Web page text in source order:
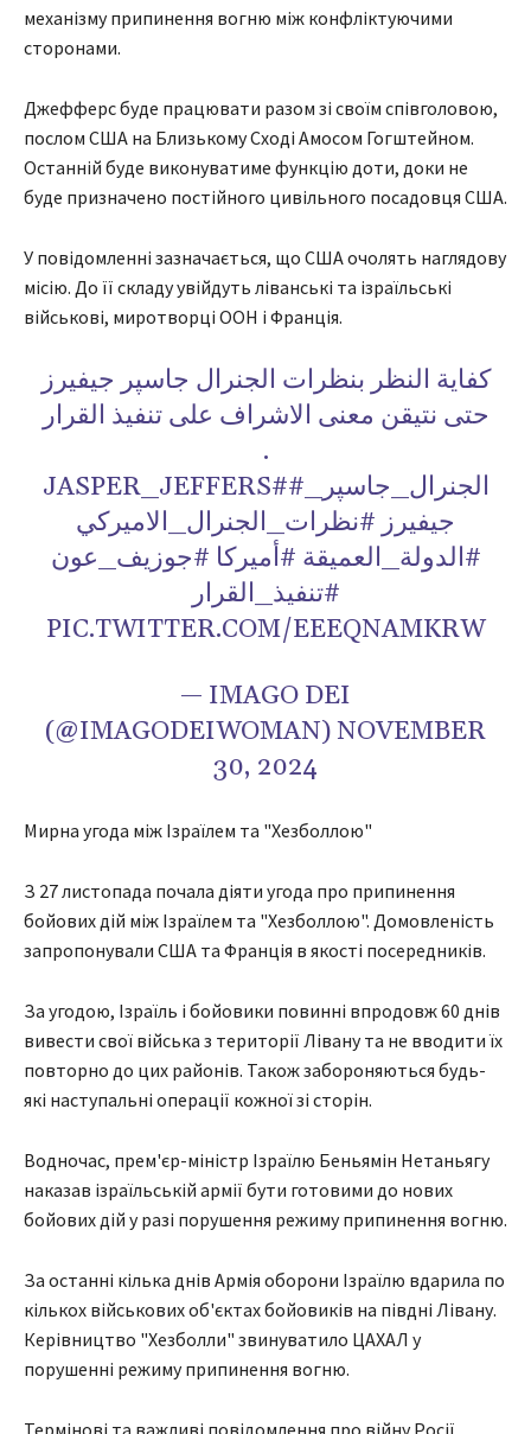
механізму припинення вогню між конфліктуючими
сторонами.
Джефферс буде працювати разом зі своїм співголовою,
послом США на Близькому Сході Амосом Гогштейном.
Останній буде виконуватиме функцію доти, доки не
буде призначено постійного цивільного посадовця США.
У повідомленні зазначається, що США очолять наглядову
місію. До її складу увійдуть ліванські та ізраїльські
військові, миротворці ООН і Франція.
كفاية النظر بنظرات الجنرال جاسپر جيفيرز
حتى نتيقن معنى الاشراف على تنفيذ القرار
.
JASPER_JEFFERS##الجنرال_جاسپر_
جيفيرز #نظرات_الجنرال_الاميركي
#الدولة_العميقة #أميركا #جوزيف_عون
#تنفيذ_القرار
PIC.TWITTER.COM/EEEQNAMKRW
— IMAGO DEI
(@IMAGODEIWOMAN) NOVEMBER
30, 2024
Мирна угода між Ізраїлем та "Хезболлою"
З 27 листопада почала діяти угода про припинення
бойових дій між Ізраїлем та "Хезболлою". Домовленість
запропонували США та Франція в якості посередників.
За угодою, Ізраїль і бойовики повинні впродовж 60 днів
вивести свої війська з території Лівану та не вводити їх
повторно до цих районів. Також забороняються будь-
які наступальні операції кожної зі сторін.
Водночас, прем'єр-міністр Ізраїлю Беньямін Нетаньягу
наказав ізраїльській армії бути готовими до нових
бойових дій у разі порушення режиму припинення вогню.
За останні кілька днів Армія оборони Ізраїлю вдарила по
кількох військових об'єктах бойовиків на півдні Лівану.
Керівництво "Хезболли" звинуватило ЦАХАЛ у
порушенні режиму припинення вогню.